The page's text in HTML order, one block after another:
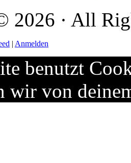
· All
| Anmelden
benutzt
wir von